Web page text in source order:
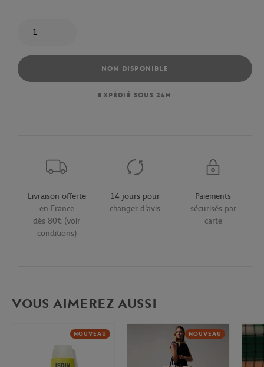
NON DISPONIBLE
EXPÉDIÉ SOUS 24H
Livraison offerte
en France
dès 80€ (voir
conditions)
14 jours pour
changer d'avis
Paiements
sécurisés par
carte
VOUS AIMEREZ AUSSI
NOUVEAU NOUVEAU